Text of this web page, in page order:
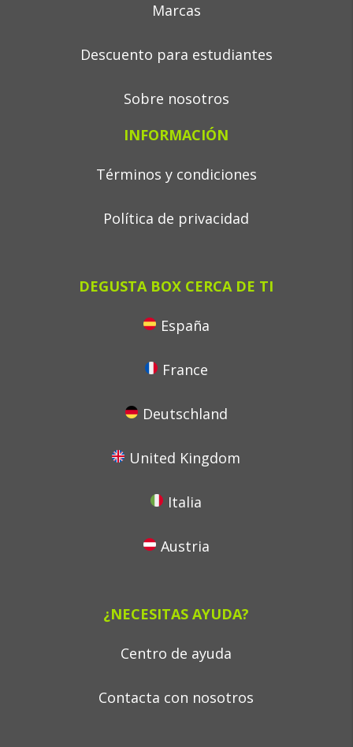
Marcas
Descuento para estudiantes
Sobre nosotros
INFORMACIÓN
Términos y condiciones
Política de privacidad
DEGUSTA BOX CERCA DE TI
España
France
Deutschland
United Kingdom
Italia
Austria
¿NECESITAS AYUDA?
Centro de ayuda
Contacta con nosotros